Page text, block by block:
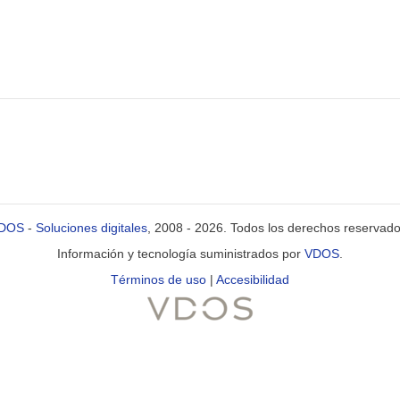
- Soluciones digitales , 2008 - 2026. Todos los derechos
Información y tecnología suministrados por VDOS
Términos de uso | Accesibilidad